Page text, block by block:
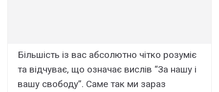
Більшість із вас абсолютно чітко розуміє
та відчуває, що означає вислів “За нашу і
вашу свободу”. Саме так ми зараз